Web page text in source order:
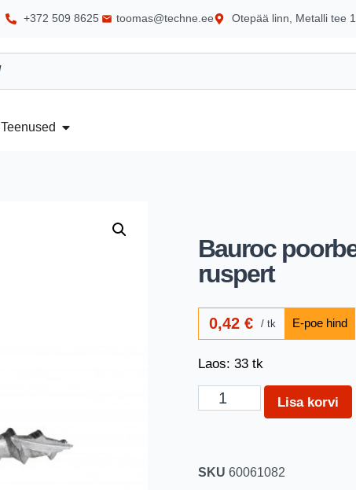
+372 509 8625 toomas@techne.ee Otepää linn, Metalli tee 1
Teenused
Bauroc
ruspert
0,42€ tk
Laos: 33 tk
Lisa korvi
SKU 60061082